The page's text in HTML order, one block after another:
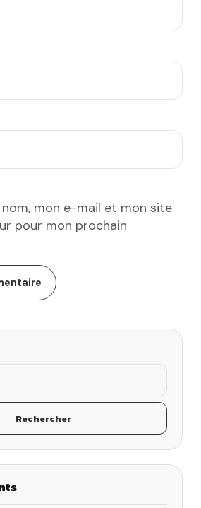
mon e-mail et mon site
pour mon prochain
Rechercher